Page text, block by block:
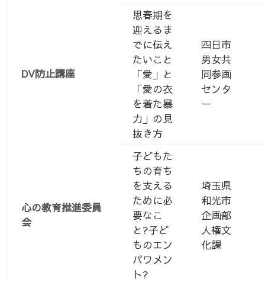
DV防止講座
思春期を
迎えるま
でに伝え
たいこと
「愛」と
「愛の衣
を着た暴
力」の見
抜き方
四日市
男女共
同参画
センタ
ー
心の教育推進委員
会
子どもた
ちの育ち
を支える
ために必
要なこ
と?子ど
ものエン
パワメン
ト?
埼玉県
和光市
企画部
人権文
化課